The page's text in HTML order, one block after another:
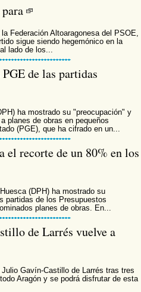
Federación Altoaragonesa del PSOE,
sigue siendo hegemónico en la
lado de los...
de las partidas
ha mostrado su "preocupación" y
planes de obras en pequeños
(PGE), que ha cifrado en un...
el recorte de un 80% en los
(DPH) ha mostrado su
partidas de los Presupuestos
planes de obras. En...
de Larrés vuelve a
Gavín-Castillo de Larrés tras tres
Aragón y se podrá disfrutar de esta